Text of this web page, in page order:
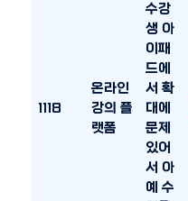
1118
온라인
강의 플
랫폼
수강
생 아
이패
드에
서 확
대에
문제
있어
서 아
예 수